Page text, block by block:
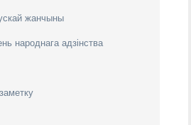
жанчыны
народнага адзiнства